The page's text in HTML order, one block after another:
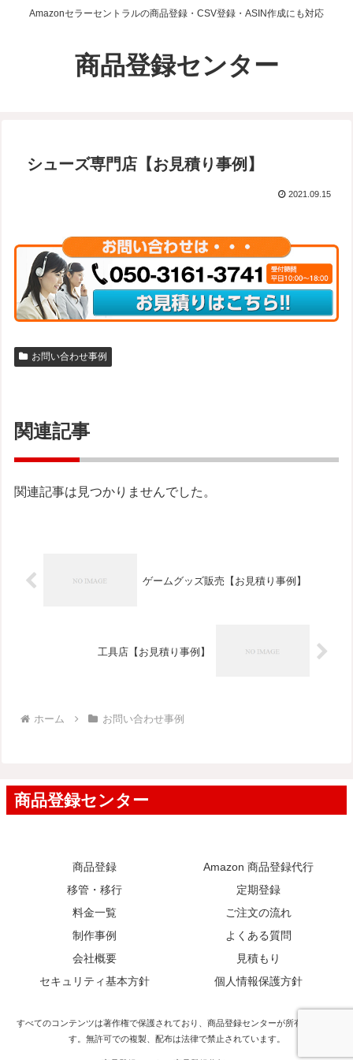
Amazonセラーセントラルの商品登録・CSV登録・ASIN作成にも対応
商品登録センター
シューズ専門店【お見積り事例】
2021.09.15
お問い合わせ事例
関連記事
関連記事は見つかりませんでした。
ゲームグッズ販売【お見積り事例】
工具店【お見積り事例】
ホーム お問い合わせ事例
商品登録
Amazon 商品登録代行
移管・移行
定期登録
料金一覧
ご注文の流れ
制作事例
よくある質問
会社概要
見積もり
セキュリティ基本方針
個人情報保護方針
すべてのコンテンツは著作権で保護されており、商品登録センターが所有していま
す。無許可での複製、配布は法律で禁止されています。